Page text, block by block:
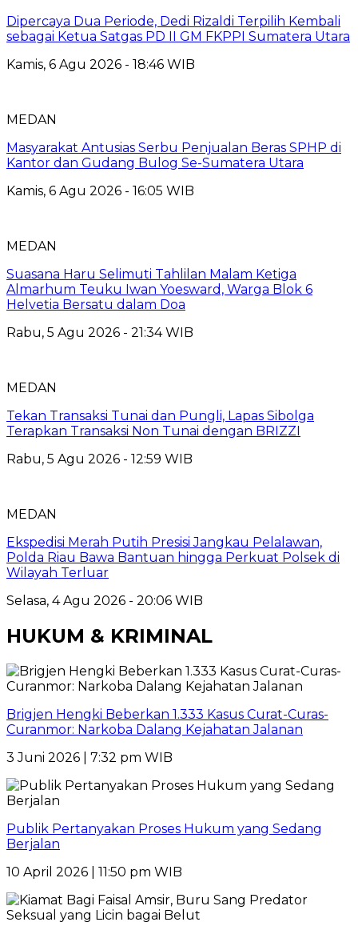
Dipercaya Dua Periode, Dedi Rizaldi Terpilih Kembali
sebagai Ketua Satgas PD II GM FKPPI Sumatera Utara
Kamis, 6 Agu 2026 - 18:46 WIB
MEDAN
Masyarakat Antusias Serbu Penjualan Beras SPHP di
Kantor dan Gudang Bulog Se-Sumatera Utara
Kamis, 6 Agu 2026 - 16:05 WIB
MEDAN
Suasana Haru Selimuti Tahlilan Malam Ketiga
Almarhum Teuku Iwan Yoesward, Warga Blok 6
Helvetia Bersatu dalam Doa
Rabu, 5 Agu 2026 - 21:34 WIB
MEDAN
Tekan Transaksi Tunai dan Pungli, Lapas Sibolga
Terapkan Transaksi Non Tunai dengan BRIZZI
Rabu, 5 Agu 2026 - 12:59 WIB
MEDAN
Ekspedisi Merah Putih Presisi Jangkau Pelalawan,
Polda Riau Bawa Bantuan hingga Perkuat Polsek di
Wilayah Terluar
Selasa, 4 Agu 2026 - 20:06 WIB
HUKUM & KRIMINAL
Brigjen Hengki Beberkan 1.333 Kasus Curat-Curas-
Curanmor: Narkoba Dalang Kejahatan Jalanan
3 Juni 2026 | 7:32 pm WIB
Publik Pertanyakan Proses Hukum yang Sedang
Berjalan
10 April 2026 | 11:50 pm WIB